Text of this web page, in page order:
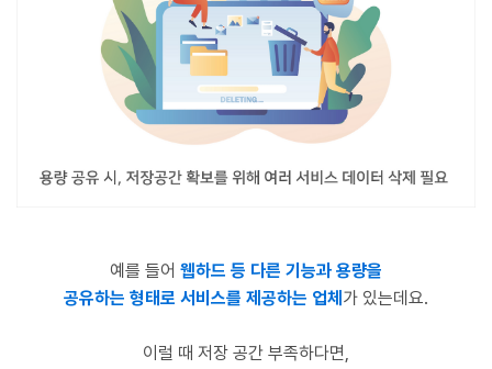
예를 들어 웹하드 등 다른 기능과 용량을
공유하는 형태로 서비스를 제공하는 업체 가 있는데요.
이럴 때 저장 공간 부족하다면,